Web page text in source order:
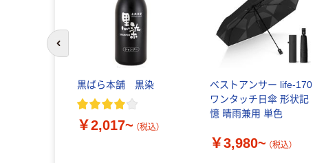
黒ばら本舗 黒染
￥2,017~ （税込）
ベストアンサー life-170
ワンタッチ日傘 形状記
憶 晴雨兼用 単色
￥3,980~ （税込）
前のスライドへ